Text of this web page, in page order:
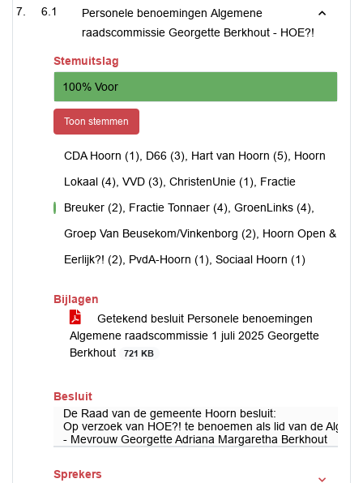
6.1
Personele benoemingen Algemene
raadscommissie Georgette Berkhout - HOE?!
Stemuitslag
100% Voor
Toon stemmen
CDA Hoorn (1), D66 (3), Hart van Hoorn (5), Hoorn
Lokaal (4), VVD (3), ChristenUnie (1), Fractie
Breuker (2), Fractie Tonnaer (4), GroenLinks (4),
Groep Van Beusekom/Vinkenborg (2), Hoorn Open &
Eerlijk?! (2), PvdA-Hoorn (1), Sociaal Hoorn (1)
Bijlagen
Getekend besluit Personele benoemingen
Algemene raadscommissie 1 juli 2025 Georgette
Berkhout
721 KB
Besluit
De Raad van de gemeente Hoorn besluit:
Op verzoek van HOE?! te benoemen als lid van de
- Mevrouw Georgette Adriana Margaretha Berkhout
Sprekers